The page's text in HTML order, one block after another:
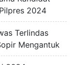
2024
Terlindas
Mengantuk